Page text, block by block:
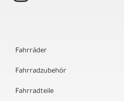
Fahrräder
Fahrradzubehör
Fahrradteile